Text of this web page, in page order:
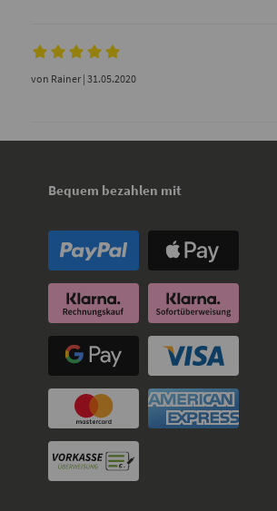
von Rainer| 31.05.2020
Bequem bezahlen mit